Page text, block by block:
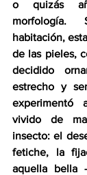
o quizás
morfología.
habitación,
de las pieles,
decidido
estrecho y
experimentó
vivido de
insecto: el
fetiche, la
aquella bella